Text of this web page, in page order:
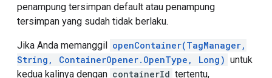
penampung tersimpan default atau penampung
tersimpan yang sudah tidak berlaku.
Jika Anda memanggil openContainer(TagManager,
String, ContainerOpener.OpenType, Long) untuk
kedua kalinya dengan containerId tertentu,